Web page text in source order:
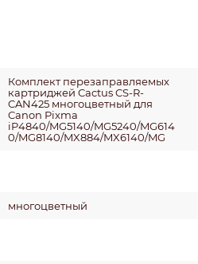
Комплект перезаправляемых
картриджей Cactus CS-R-
CAN425 многоцветный для
Canon Pixma
iP4840/MG5140/MG5240/MG614
0/MG8140/MX884/MX6140/MG
многоцветный